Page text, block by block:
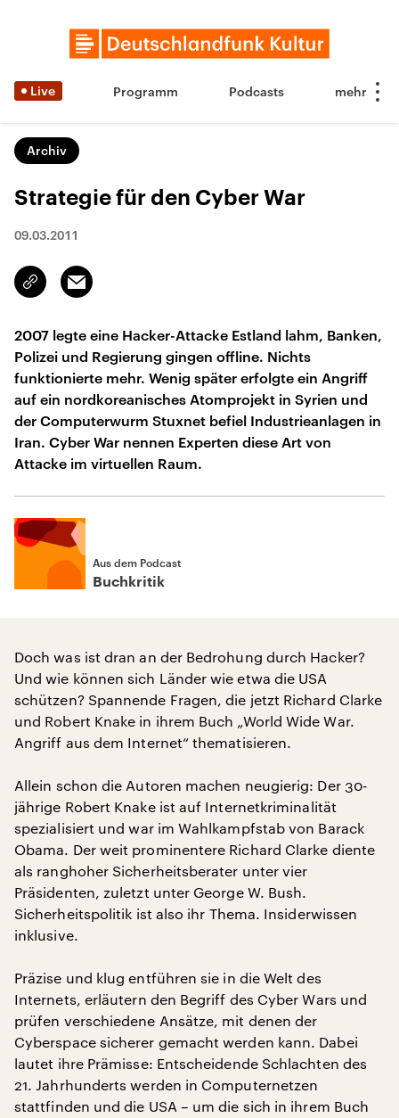
Live Programm Podcasts
Archiv
Strategie für den Cyber War
09.03.2011
Link
kopieren/teilen
Email
2007 legte eine Hacker-Attacke Estland lahm, Banken,
Polizei und Regierung gingen offline. Nichts
funktionierte mehr. Wenig später erfolgte ein Angriff
auf ein nordkoreanisches Atomprojekt in Syrien und
der Computerwurm Stuxnet befiel Industrieanlagen in
Iran. Cyber War nennen Experten diese Art von
Attacke im virtuellen Raum.
Aus dem Podcast
Buchkritik
Doch was ist dran an der Bedrohung durch Hacker?
Und wie können sich Länder wie etwa die USA
schützen? Spannende Fragen, die jetzt Richard Clarke
und Robert Knake in ihrem Buch „World Wide War.
Angriff aus dem Internet“ thematisieren.
Allein schon die Autoren machen neugierig: Der 30-
jährige Robert Knake ist auf Internetkriminalität
spezialisiert und war im Wahlkampfstab von Barack
Obama. Der weit prominentere Richard Clarke diente
als ranghoher Sicherheitsberater unter vier
Präsidenten, zuletzt unter George W. Bush.
Sicherheitspolitik ist also ihr Thema. Insiderwissen
inklusive.
Präzise und klug entführen sie in die Welt des
Internets, erläutern den Begriff des Cyber Wars und
prüfen verschiedene Ansätze, mit denen der
Cyberspace sicherer gemacht werden kann. Dabei
lautet ihre Prämisse: Entscheidende Schlachten des
21. Jahrhunderts werden in Computernetzen
stattfinden und die USA – um die sich in ihrem Buch